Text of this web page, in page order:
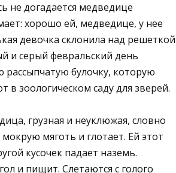
не догадается медведице
хорошо ей, медведице, у нее
девочка склонила над решеткой
и серый февральский день
рассыпчатую булочку, которую
зоологическом саду для зверей.
грузная и неуклюжая, словно
мяготь и глотает. Ей этот
кусочек падает наземь.
и пищит. Слетаются с голого